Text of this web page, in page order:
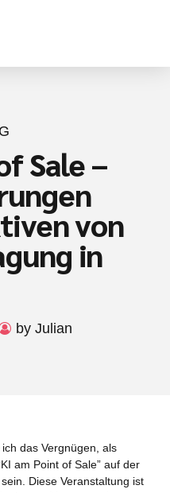
Sale –
von
in
by Julian
das Vergnügen, als
am Point of Sale” auf der
Diese Veranstaltung ist